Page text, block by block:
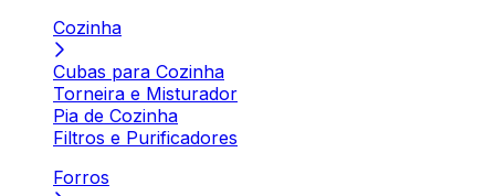
Cozinha
Cubas para Cozinha
Torneira e Misturador
Pia de Cozinha
Filtros e Purificadores
Forros